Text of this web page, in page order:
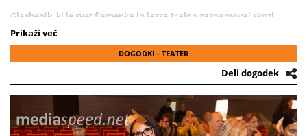
Glasbenik, ki je svet flamenka in jazza trajno zaznamoval skozi
kultno sodelovanje z legendarnim Pacom de Lucío in prelomno
Ruy-Blasom, je slovenski publiki znova dokazal, zakaj velja za
svetovno zvezdo z izjemnim mednarodnim pedigrejem, ki je med
drugim sodeloval z velikani, kot so Vince Mendoza, Gil Goldstein,
Ariff Mardin, Camarón, Chick Corea, Astrud Gilberto, Wagner Tizo,
Ketama, Enrique Morente, Nana Caymi, Pat Metheny, Carles
Benavent, Joan Bibiloni, Miguel Rios, Elvin in celo Yehudi Menuhin.
Prikaži več
DOGODKI - TEATER
Deli dogodek